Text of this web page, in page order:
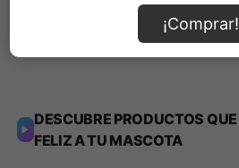
¡Comprar!